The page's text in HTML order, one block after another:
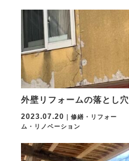
外壁リフォームの落とし穴
2023.07.20 ｜修繕・リフォー
ム・リノベーション